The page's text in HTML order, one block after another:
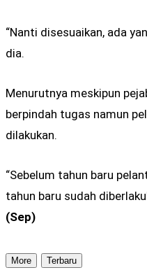
“Nanti disesuaikan, ada
dia.
Menurutnya meskipun
berpindah tugas namun
dilakukan.
“Sebelum tahun baru
tahun baru sudah
(Sep)
More Terbaru